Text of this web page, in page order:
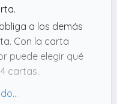
a los demás
Con la carta
puede elegir qué
cartas.
obliga al